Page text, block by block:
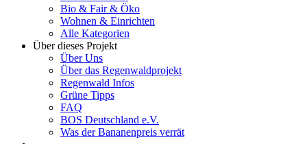
Bio & Fair & Öko
Wohnen & Einrichten
Alle Kategorien
Über dieses Projekt
Über Uns
Über das Regenwaldprojekt
Regenwald Infos
Grüne Tipps
FAQ
BOS Deutschland e.V.
Was der Bananenpreis verrät